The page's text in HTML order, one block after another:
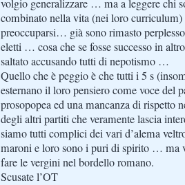
volgio generalizzare … ma a leggere chi
combinato nella vita (nei loro curriculum)
preoccuparsi… già sono rimasto
eletti … cosa che se fosse successo in
saltato accusando tutti di nepotismo …
Quello che è peggio è che tutti i 5 s
esternano il loro pensiero come voce del
prosopopea ed una mancanza di rispetto
degli altri partiti che veramente lascia
siamo tutti complici dei vari d’alema
maroni e loro sono i puri di spirito … ma
fare le vergini nel bordello romano.
Scusate l’OT